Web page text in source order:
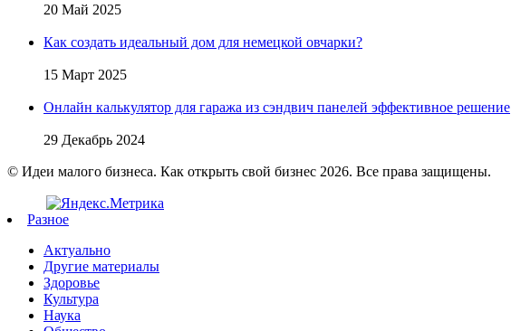
20 Май 2025
Как создать идеальный дом для немецкой овчарки?
15 Март 2025
Онлайн калькулятор для гаража из сэндвич панелей эффективное решение
29 Декабрь 2024
© Идеи малого бизнеса. Как открыть свой бизнес 2026. Все права защищены.
Разное
Актуально
Другие материалы
Здоровье
Культура
Наука